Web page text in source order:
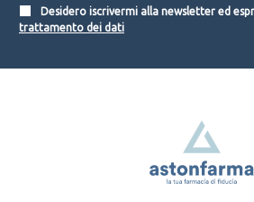
Desidero iscrivermi alla newsletter ed
trattamento dei dati